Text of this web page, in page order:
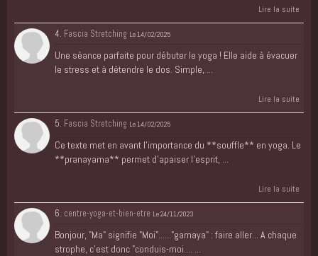
Lire la suite
4. Fascia Stretching Le 14/02/2025
Une séance parfaite pour débuter le yoga ! Elle aide à évacuer
le stress et à détendre le dos. Simple, ...
Lire la suite
5. Fascia Stretching Le 14/02/2025
Ce texte met en avant l’importance du **souffle** en yoga. Le
**pranayama** permet d’apaiser l’esprit, ...
Lire la suite
6. centre-yoga-et-bien-etre Le 24/11/2023
Bonjour, "Ma" signifie "Moi"......"gamaya" : faire aller... A chaque
strophe, c'est donc "conduis-moi.... ...